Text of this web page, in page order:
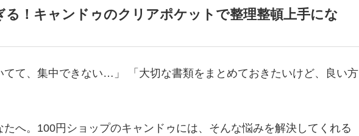
る！キャンドゥのクリアポケットで整理整頓上手にな
てて、集中できない…」 「大切な書類をまとめておきたいけど、良い方
へ。100円ショップのキャンドゥには、そんな悩みを解決してくれる